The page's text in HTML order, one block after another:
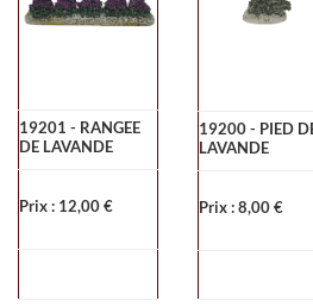
19201 - RANGEE
DE LAVANDE
Prix : 12,00 €
19200 - PIED
LAVANDE
Prix : 8,00 €